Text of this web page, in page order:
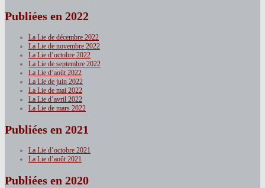
Publiées en 2022
La Lie de décembre 2022
La Lie de novembre 2022
La Lie d’octobre 2022
La Lie de septembre 2022
La Lie d’août 2022
La Lie de juin 2022
La Lie de mai 2022
La Lie d’avril 2022
La Lie de mars 2022
Publiées en 2021
La Lie d’octobre 2021
La Lie d’août 2021
Publiées en 2020